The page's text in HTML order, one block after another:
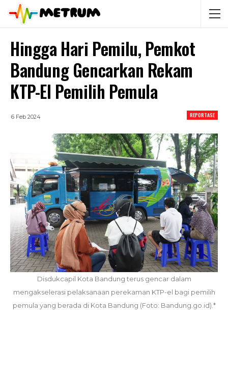
Hingga Hari Pemilu, Pemkot
Bandung Gencarkan Rekam
KTP-El Pemilih Pemula
REPORTASE
6 Feb 2024
Disdukcapil Kota Bandung terus gencar dalam
mengakselerasi pelaksanaan perekaman KTP-el bagi pemilih
pemula yang berada di Kota Bandung (Foto: Bandung.go.id).*